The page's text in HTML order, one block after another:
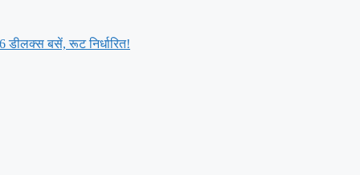
बसें, रूट निर्धारित!